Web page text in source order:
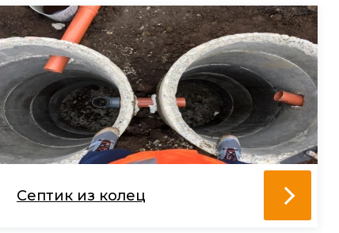
Септик из колец